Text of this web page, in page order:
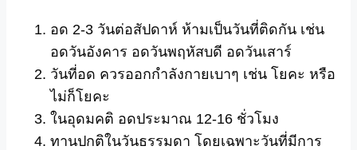
อด 2-3 วันต่อสัปดาห์ ห้ามเป็นวันที่ติดกัน เช่น
อดวันอังคาร อดวันพฤหัสบดี อดวันเสาร์
วันที่อด ควรออกกำลังกายเบาๆ เช่น โยคะ หรือ
ไม่ก็โยคะ
ในอุดมคติ อดประมาณ 12-16 ชั่วโมง
ทานปกติในวันธรรมดา โดยเฉพาะวันที่มีการ